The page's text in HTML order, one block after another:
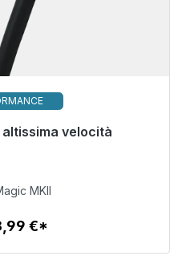
altissima velocità
immediata, tempo di
€MKII
€*